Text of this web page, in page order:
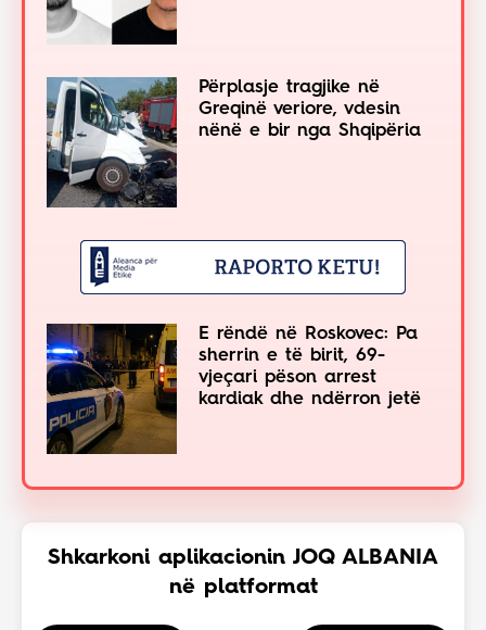
Përplasje tragjike në
Greqinë veriore, vdesin
nënë e bir nga Shqipëria
E rëndë në Roskovec: Pa
sherrin e të birit, 69-
vjeçari pëson arrest
kardiak dhe ndërron jetë
Shkarkoni aplikacionin JOQ ALBANIA
në platformat